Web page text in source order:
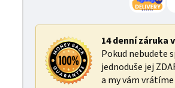
14 denní záruka
Pokud nebudete
jednoduše jej
a my vám